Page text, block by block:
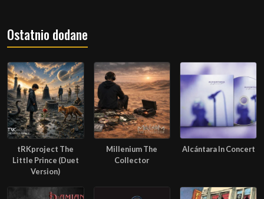
Ostatnio dodane
tRKproject The
Little Prince (Duet
Version)
Millenium The
Collector
Alcántara In Concert